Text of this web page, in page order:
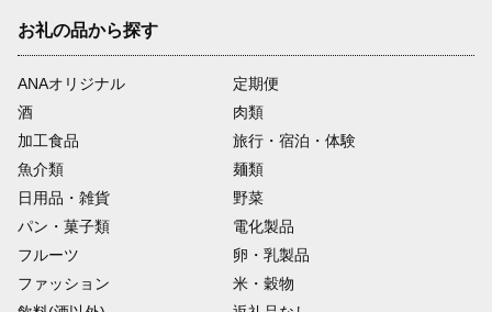
お礼の品から探す
ANAオリジナル
定期便
酒
肉類
加工食品
旅行・宿泊・体験
魚介類
麺類
日用品・雑貨
野菜
パン・菓子類
電化製品
フルーツ
卵・乳製品
ファッション
米・穀物